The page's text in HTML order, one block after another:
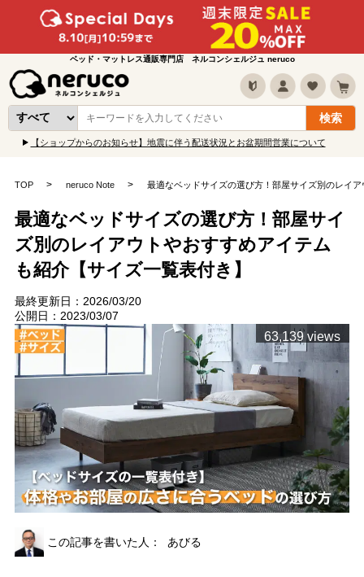
ベッド・マットレス通販専門店 ネルコンシェルジュ neruco
【ショップからのお知らせ】地震に伴う配送状況とお盆期間営業について
TOP neruco Note 最適なベッドサイズの選び方！部屋サイズ別のレイ
最適なベッドサイズの選び方！部屋サイ
ズ別のレイアウトやおすすめアイテム
も紹介【サイズ一覧表付き】
最終更新日：2026/03/20
公開日：2023/03/07
63,139 views
この記事を書いた人： あびる